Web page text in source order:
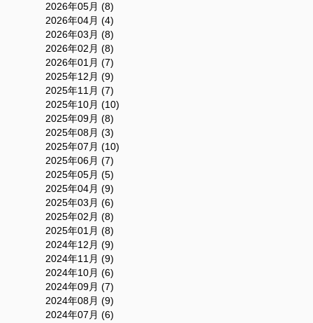
2026年05月 (8)
2026年04月 (4)
2026年03月 (8)
2026年02月 (8)
2026年01月 (7)
2025年12月 (9)
2025年11月 (7)
2025年10月 (10)
2025年09月 (8)
2025年08月 (3)
2025年07月 (10)
2025年06月 (7)
2025年05月 (5)
2025年04月 (9)
2025年03月 (6)
2025年02月 (8)
2025年01月 (8)
2024年12月 (9)
2024年11月 (9)
2024年10月 (6)
2024年09月 (7)
2024年08月 (9)
2024年07月 (6)